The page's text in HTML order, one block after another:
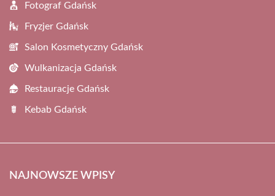
Fotograf Gdańsk
Fryzjer Gdańsk
Salon Kosmetyczny Gdańsk
Wulkanizacja Gdańsk
Restauracje Gdańsk
Kebab Gdańsk
NAJNOWSZE WPISY